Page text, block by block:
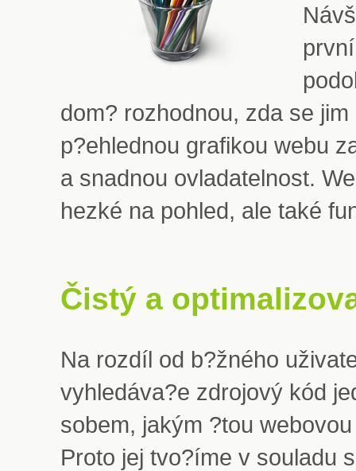
dom? rozhodnou, zda se
p?ehlednou grafikou webu
a snadnou ovladatelnost.
hezké na pohled, ale také
Čistý a
Na rozdíl od b?žného
vyhledáva?e zdrojový kód
sobem, jakým ?tou
Proto jej tvo?íme v souladu